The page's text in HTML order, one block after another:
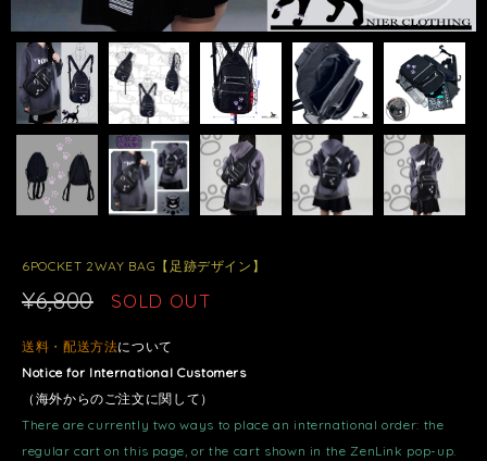
6POCKET 2WAY BAG【足跡デザイン】
¥6,800 SOLD OUT
送料・配送方法について
Notice for International Customers
（海外からのご注文に関して）
There are currently two ways to place an international order: the
regular cart on this page, or the cart shown in the ZenLink pop-up.